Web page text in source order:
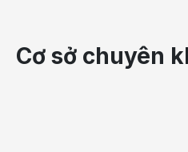
10 lần.
Cơ sở chuyên